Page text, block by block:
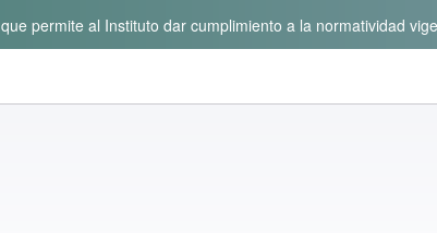
permite al Instituto dar cumplimiento a la normatividad